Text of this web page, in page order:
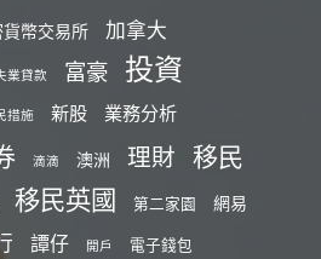
幣交易所 加拿大
業貸款 富豪 投資
措施 新股 業務分析
滴滴 澳洲 理財 移民
移民英國 第二家園 網易
譚仔 開戶 電子錢包